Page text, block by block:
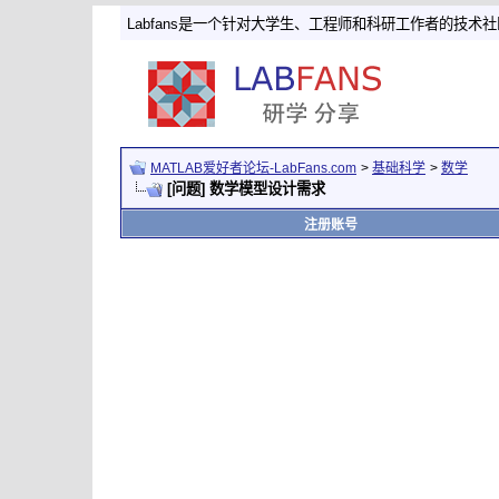
Labfans是一个针对大学生、工程师和科研工作者的技术社
MATLAB爱好者论坛-LabFans.com > 基础科学 > 数学
[问题] 数学模型设计需求
注册账号